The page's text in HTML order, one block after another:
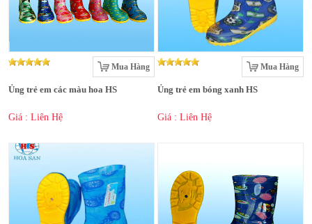
Mua Hàng
Ủng trẻ em các màu hoa HS
Giá : Liên Hệ
Mua Hàng
Ủng trẻ em bóng xanh HS
Giá : Liên Hệ